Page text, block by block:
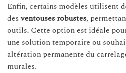
Enfin, certains modèles utilisent
desventouses robustes,
outils. Cette option est idéale
une solution temporaire ou
altération permanente du
murales.